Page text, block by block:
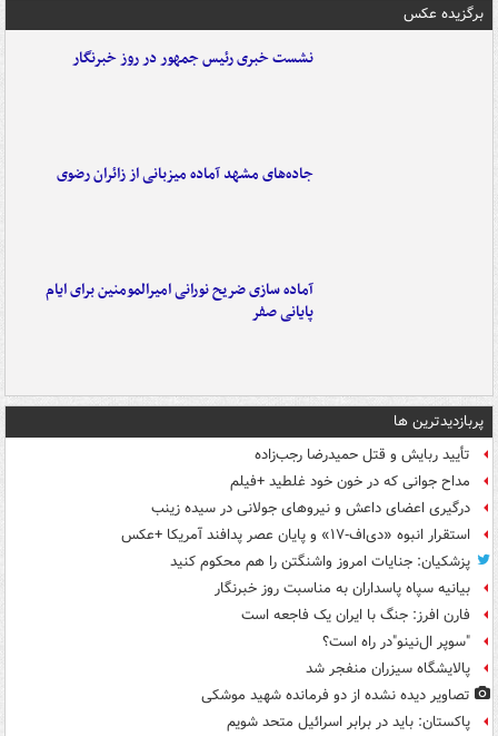
برگزیده عکس
نشست خبری رئیس جمهور در روز خبرنگار
جاده‌های مشهد آماده میزبانی از زائران رضوی
آماده سازی ضریح نورانی امیرالمومنین برای ایام
پایانی صفر
پربازدیدترین ها
تأیید ربایش و قتل حمیدرضا رجب‌زاده
مداح جوانی که در خون خود غلطید +فیلم
درگیری اعضای داعش و نیروهای جولانی در سیده زینب
استقرار انبوه «دی‌اف‑۱۷» و پایان عصر پدافند آمریکا +عکس
پزشکیان: جنایات امروز واشنگتن را هم محکوم کنید
بیانیه سپاه پاسداران به مناسبت روز خبرنگار
فارن افرز: جنگ با ایران یک فاجعه است
"سوپر ال‌نینو"در راه است؟
پالایشگاه سیزران منفجر شد
تصاویر دیده‌ نشده از دو فرمانده شهید موشکی
پاکستان: باید در برابر اسرائیل متحد شویم